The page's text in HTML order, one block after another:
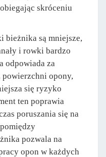
skróceniu
bieżnika są mniejsze,
i rowki bardzo
odpowiada za
powierzchni opony,
się ryzyko
ten poprawia
poruszania się na
pozwala na
opon w każdych